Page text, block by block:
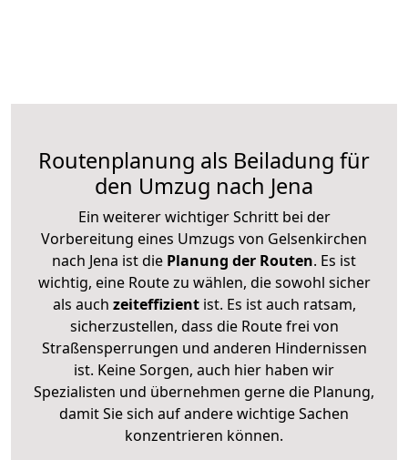
Routenplanung als Beiladung für
den Umzug nach Jena
Ein weiterer wichtiger Schritt bei der
Vorbereitung eines Umzugs von Gelsenkirchen
nach Jena ist die Planung der Routen. Es ist
wichtig, eine Route zu wählen, die sowohl sicher
als auch zeiteffizientist. Es ist auch ratsam,
sicherzustellen, dass die Route frei von
Straßensperrungen und anderen Hindernissen
ist. Keine Sorgen, auch hier haben wir
Spezialisten und übernehmen gerne die Planung,
damit Sie sich auf andere wichtige Sachen
konzentrieren können.